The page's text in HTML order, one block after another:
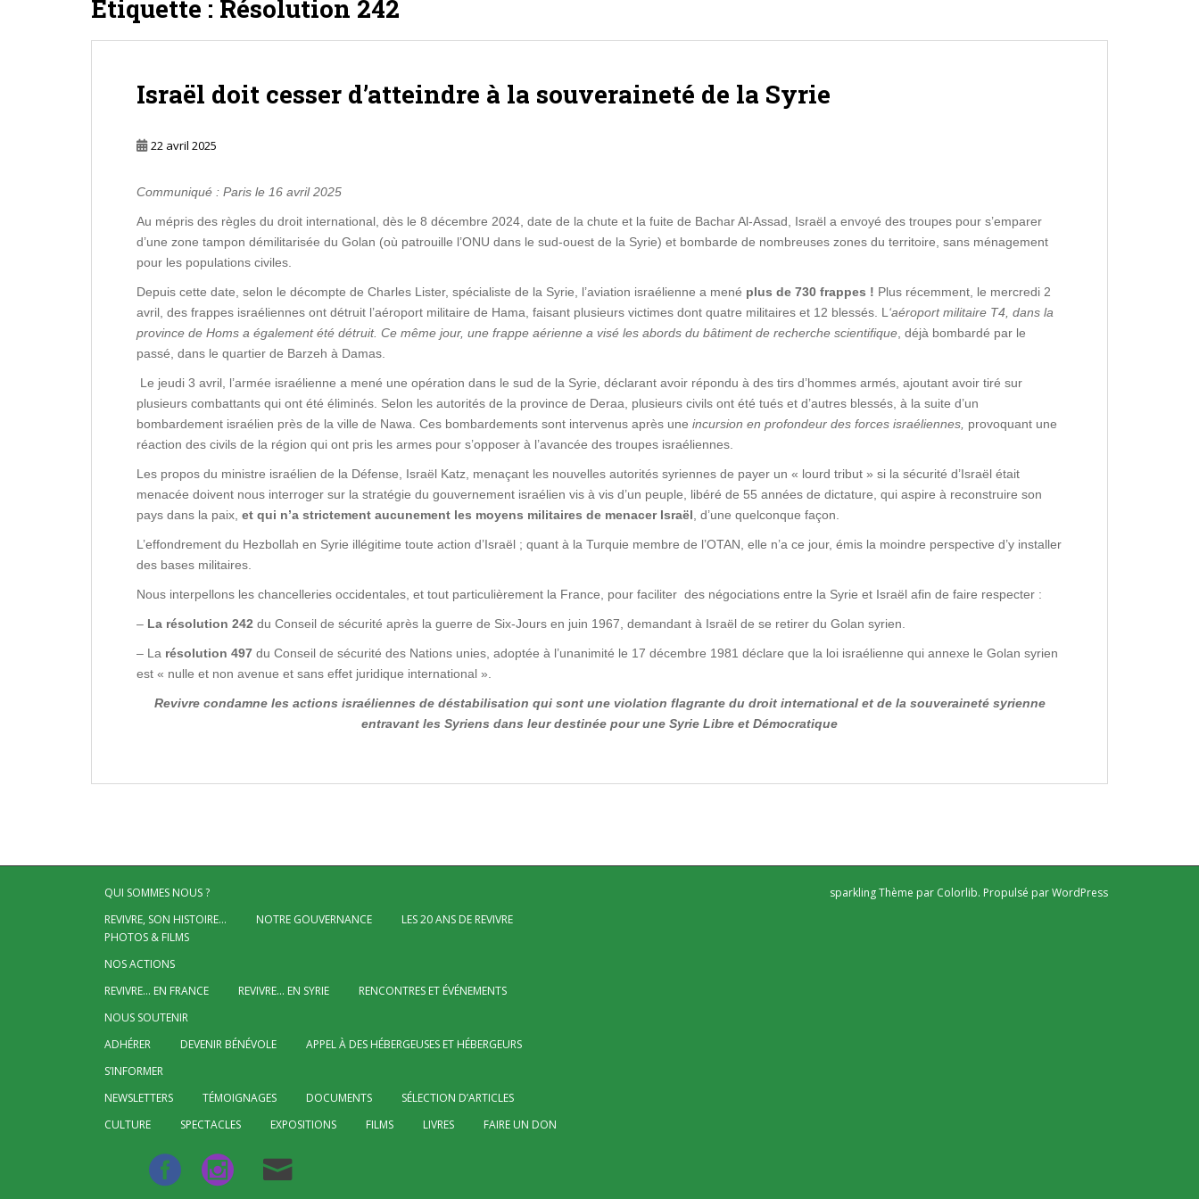
Étiquette : Résolution 242
Israël doit cesser d’atteindre à la souveraineté de la Syrie
22 avril 2025
Communiqué : Paris le 16 avril 2025
Au mépris des règles du droit international, dès le 8 décembre 2024, date de la chute et la fuite de Bachar Al-Assad, Israël a envoyé des troupes pour s’emparer
d’une zone tampon démilitarisée du Golan (où patrouille l’ONU dans le sud-ouest de la Syrie) et bombarde de nombreuses zones du territoire, sans ménagement
pour les populations civiles.
Depuis cette date, selon le décompte de Charles Lister, spécialiste de la Syrie, l’aviation israélienne a mené plus de 730 frappes ! Plus récemment, le mercredi 2
avril, des frappes israéliennes ont détruit l’aéroport militaire de Hama, faisant plusieurs victimes dont quatre militaires et 12 blessés. L‘aéroport militaire T4, dans la
province de Homs a également été détruit. Ce même jour, une frappe aérienne a visé les abords du bâtiment de recherche scientifique, déjà bombardé par le
passé, dans le quartier de Barzeh à Damas.
Le jeudi 3 avril, l’armée israélienne a mené une opération dans le sud de la Syrie, déclarant avoir répondu à des tirs d’hommes armés, ajoutant avoir tiré sur
plusieurs combattants qui ont été éliminés. Selon les autorités de la province de Deraa, plusieurs civils ont été tués et d’autres blessés, à la suite d’un
bombardement israélien près de la ville de Nawa. Ces bombardements sont intervenus après une incursion en profondeur des forces israéliennes, provoquant une
réaction des civils de la région qui ont pris les armes pour s’opposer à l’avancée des troupes israéliennes.
Les propos du ministre israélien de la Défense, Israël Katz, menaçant les nouvelles autorités syriennes de payer un « lourd tribut » si la sécurité d’Israël était
menacée doivent nous interroger sur la stratégie du gouvernement israélien vis à vis d’un peuple, libéré de 55 années de dictature, qui aspire à reconstruire son
pays dans la paix, et qui n’a strictement aucunement les moyens militaires de menacer Israël, d’une quelconque façon.
L’effondrement du Hezbollah en Syrie illégitime toute action d’Israël ; quant à la Turquie membre de l’OTAN, elle n’a ce jour, émis la moindre perspective d’y installer
des bases militaires.
Nous interpellons les chancelleries occidentales, et tout particulièrement la France, pour faciliter des négociations entre la Syrie et Israël afin de faire respecter :
– La résolution 242 du Conseil de sécurité après la guerre de Six-Jours en juin 1967, demandant à Israël de se retirer du Golan syrien.
– La résolution 497 du Conseil de sécurité des Nations unies, adoptée à l’unanimité le 17 décembre 1981 déclare que la loi israélienne qui annexe le Golan syrien
est « nulle et non avenue et sans effet juridique international ».
Revivre condamne les actions israéliennes de déstabilisation qui sont une violation flagrante du droit international et de la souveraineté syrienne
entravant les Syriens dans leur destinée pour une Syrie Libre et Démocratique
QUI SOMMES NOUS ?
REVIVRE, SON HISTOIRE…
NOTRE GOUVERNANCE
LES 20 ANS DE REVIVRE
PHOTOS & FILMS
NOS ACTIONS
REVIVRE… EN FRANCE
REVIVRE… EN SYRIE
RENCONTRES ET ÉVÉNEMENTS
NOUS SOUTENIR
ADHÉRER
DEVENIR BÉNÉVOLE
APPEL À DES HÉBERGEUSES ET HÉBERGEURS
S’INFORMER
NEWSLETTERS
TÉMOIGNAGES DOCUMENTS
SÉLECTION D’ARTICLES
CULTURE
SPECTACLES EXPOSITIONS FILMS LIVRES FAIRE UN DON
sparkling Thème par Colorlib. Propulsé parWordPress